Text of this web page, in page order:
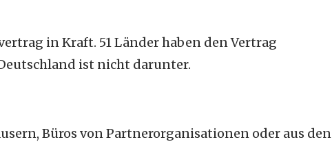
in Kraft. 51 Länder haben den Vertrag
ist nicht darunter.
Büros von Partnerorganisationen oder aus den